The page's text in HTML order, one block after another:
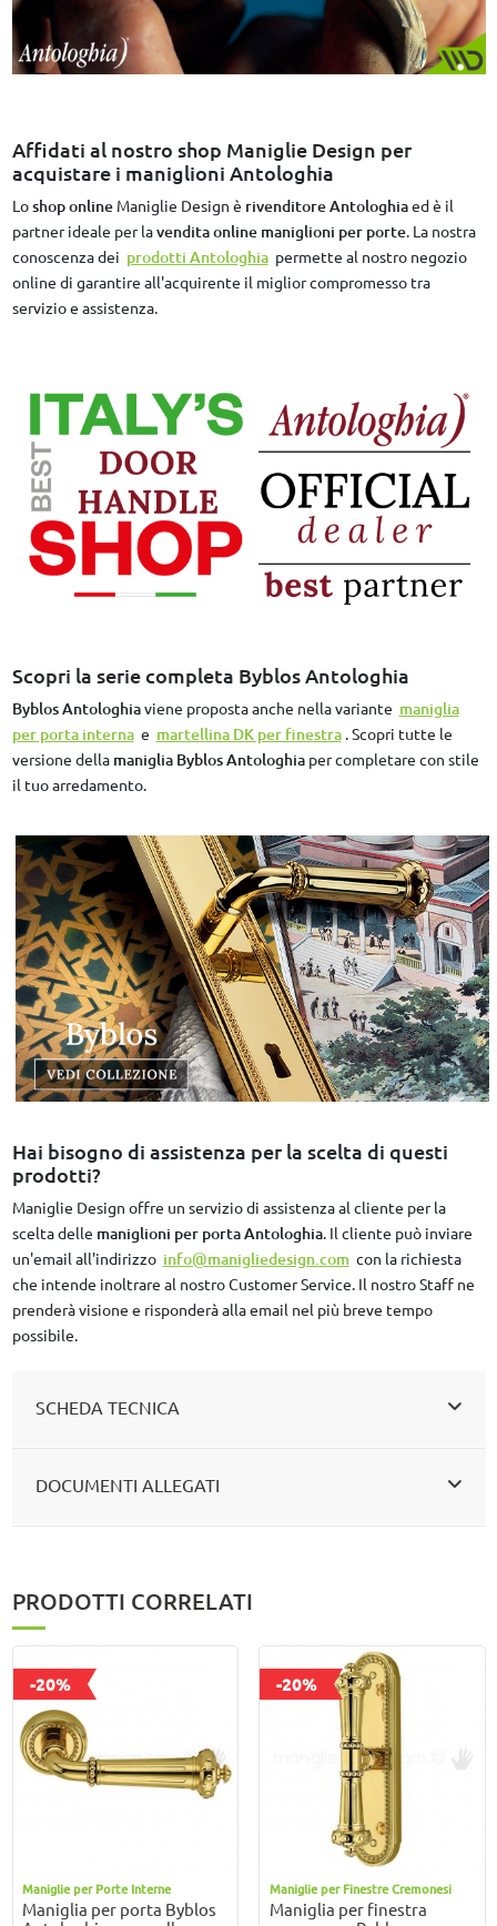
Affidati al nostro shop Maniglie Design per
acquistare i maniglioni Antologhia
Loshop onlineManiglie Design è rivenditore Antologhiaed è il
partner ideale per lavendita online maniglioni per porte. La nostra
conoscenza dei prodotti Antologhia permette al nostro negozio
online di garantire all'acquirente il miglior compromesso tra
servizio e assistenza.
Scopri la serie completa Byblos Antologhia
Byblos Antologhiaviene proposta anche nella variante maniglia
per porta interna e martellina DK per finestra . Scopri tutte le
versione della maniglia Byblos Antologhiaper completare con stile
il tuo arredamento.
Hai bisogno di assistenza per la scelta di questi
prodotti?
Maniglie Design offre un servizio di assistenza al cliente per la
scelta delle maniglioni per porta Antologhia. Il cliente può inviare
un'email all'indirizzo info@manigliedesign.com con la richiesta
che intende inoltrare al nostro Customer Service. Il nostro Staff ne
prenderà visione e risponderà alla email nel più breve tempo
possibile.
SCHEDA TECNICA
DOCUMENTI ALLEGATI
PRODOTTI CORRELATI
-20%
Maniglie per Porte Interne
Maniglia per porta Byblos
-20%
Maniglie per Finestre Cremonesi
Maniglia per finestra